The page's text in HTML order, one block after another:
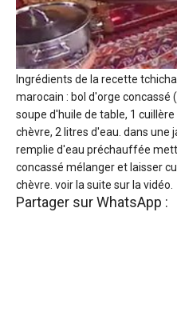
Ingrédients de la recette
marocain : bol d'orge concassé
soupe d'huile de table, 1
chèvre, 2 litres d'eau. dans
remplie d'eau préchauffée
concassé mélanger et laisser
chèvre. voir la suite sur la vidéo.
Partager sur WhatsApp :